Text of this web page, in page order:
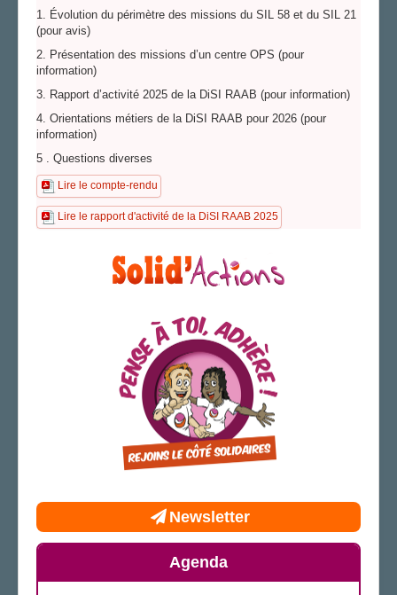
1. Évolution du périmètre des missions du SIL 58 et du SIL 21
(pour avis)
2. Présentation des missions d’un centre OPS (pour
information)
3. Rapport d’activité 2025 de la DiSI RAAB (pour information)
4. Orientations métiers de la DiSI RAAB pour 2026 (pour
information)
5 . Questions diverses
Lire le compte-rendu
Lire le rapport d'activité de la DiSI RAAB 2025
Newsletter
Agenda